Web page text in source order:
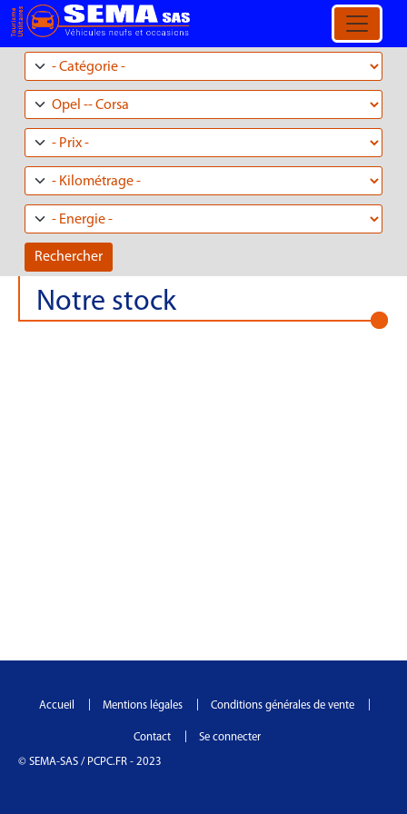
Aller au contenu principal
Notre stock
Footer
Accueil Mentions légales Conditions générales de vente
Contact Se connecter
© SEMA-SAS / PCPC.FR - 2023